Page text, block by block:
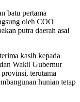
batu pertama
oleh COO
putra daerah asal
kasih kepada
dan Wakil Gubernur
terutama
hunian tetap